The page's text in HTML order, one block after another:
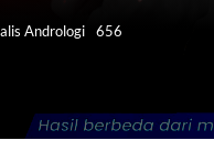
Andrologi 656